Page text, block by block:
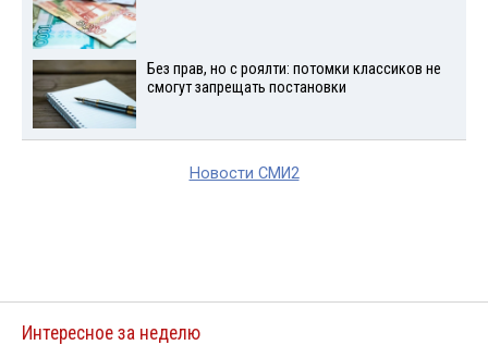
Без прав, но с роялти: потомки классиков не
смогут запрещать постановки
Новости СМИ2
Интересное за неделю